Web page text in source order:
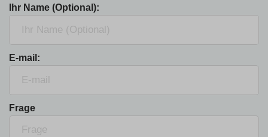
Ihr Name (Optional):
E-mail:
Frage